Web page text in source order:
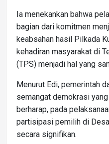
Ia menekankan bahwa
bagian dari komitmen
keabsahan hasil Pilkada
kehadiran masyarakat di
(TPS) menjadi hal yang
Menurut Edi, pemerintah
semangat demokrasi
berharap, pada
partisipasi pemilih di
secara signifikan.